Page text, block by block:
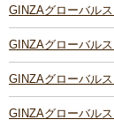
GINZAグローバル
GINZAグローバル
GINZAグローバル
GINZAグローバル